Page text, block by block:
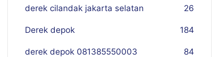
derek cilandak jakarta selatan 26
Derek depok 184
derek depok 081385550003 84